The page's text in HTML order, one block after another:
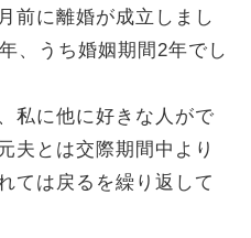
前に離婚が成立しまし
、うち婚姻期間2年でし
私に他に好きな人がで
夫とは交際期間中より
ては戻るを繰り返して